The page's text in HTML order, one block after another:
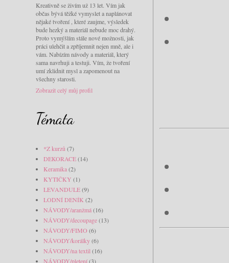
Kreativně se živím už 13 let. Vím jak
občas bývá těžké vymyslet a naplánovat
nějaké tvoření , které zaujme, výsledek
bude hezký a materiál nebude moc drahý.
Proto vymýšlím stále nové možnosti, jak
práci ulehčit a zpříjemnit nejen mně, ale i
vám. Nabízím návody a materiál, který
sama navrhuji a testuji. Vím, že tvoření
umí zklidnit mysl a zapomenout na
všechny starosti.
Zobrazit celý můj profil
Témata
*Z kurzů (7)
DEKORACE(14)
Keramika(2)
KYTIČKY (1)
LEVANDULE(9)
LODNÍ DENÍK (2)
NÁVODY/aranžmá(16)
NÁVODY/decoupage(13)
NÁVODY/FIMO (6)
NÁVODY/korálky(6)
NÁVODY/na textil (16)
NÁVODY/pletení(3)